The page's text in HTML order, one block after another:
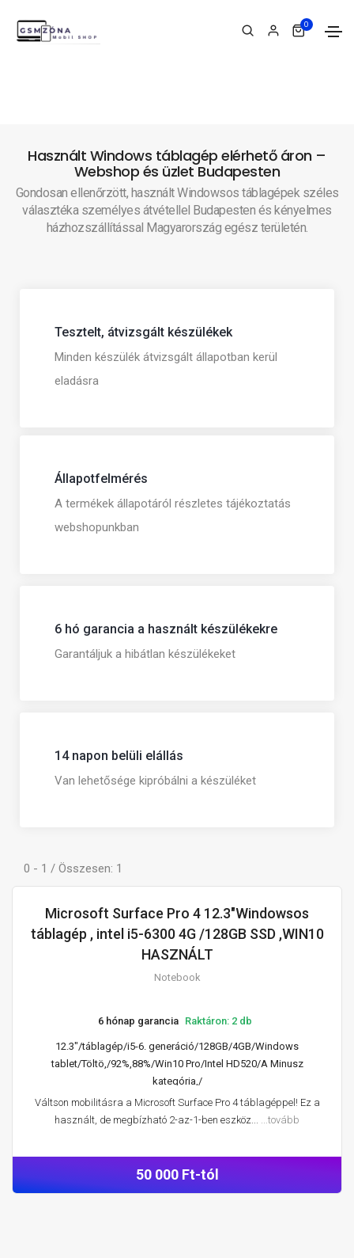
0
Használt Windows táblagép elérhető áron –
Webshop és üzlet Budapesten
Gondosan ellenőrzött, használt Windowsos táblagépek széles
választéka személyes átvétellel Budapesten és kényelmes
házhozszállítással Magyarország egész területén.
Tesztelt, átvizsgált készülékek
Minden készülék átvizsgált állapotban kerül
eladásra
Állapotfelmérés
A termékek állapotáról részletes tájékoztatás
webshopunkban
6 hó garancia a használt készülékekre
Garantáljuk a hibátlan készülékeket
14 napon belüli elállás
Van lehetősége kipróbálni a készüléket
0 - 1 / Összesen: 1
Microsoft Surface Pro 4 12.3"Windowsos
táblagép , intel i5-6300 4G /128GB SSD ,WIN10
HASZNÁLT
Notebook
6 hónap garancia Raktáron: 2 db
12.3"/táblagép/i5-6. generáció/128GB/4GB/Windows
tablet/Töltö,/92%,88%/Win10 Pro/Intel HD520/A Minusz
kategória,/
Váltson mobilitásra a Microsoft Surface Pro 4 táblagéppel! Ez a
használt, de megbízható 2-az-1-ben eszköz... ...tovább
50 000 Ft-tól